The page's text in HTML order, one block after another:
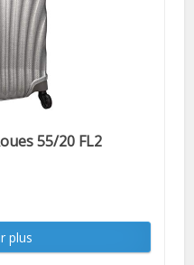
55/20 FL2
plus